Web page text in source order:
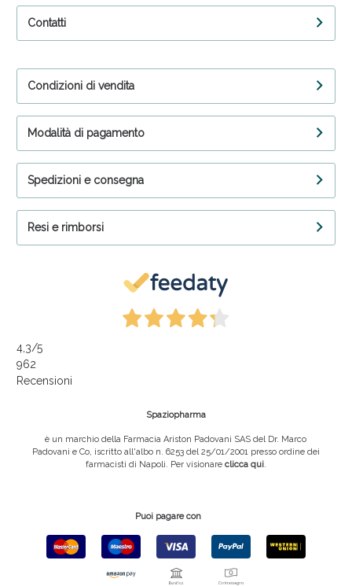
Contatti
Condizioni di vendita
Modalità di pagamento
Spedizioni e consegna
Resi e rimborsi
4,3/5
962
Recensioni
Spaziopharma
è un marchio della Farmacia Ariston Padovani SAS del Dr. Marco
Padovani e Co, iscritto all'albo n. 6253 del 25/01/2001 presso ordine dei
farmacisti di Napoli. Per visionare clicca qui.
Puoi pagare con
Vie Urinarie e Prostata: Sconti fino al 45% oggi!